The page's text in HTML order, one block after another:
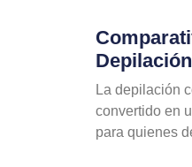
La depilación
convertido en
para quienes